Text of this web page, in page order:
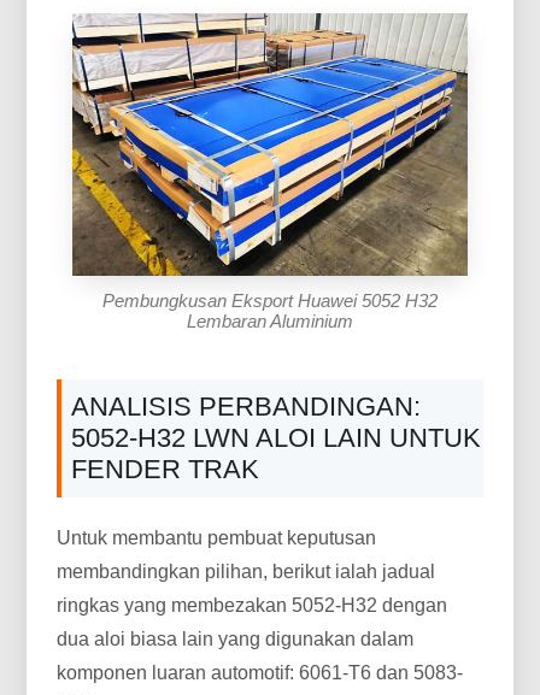
Pembungkusan Eksport Huawei 5052 H32
Lembaran Aluminium
ANALISIS PERBANDINGAN:
5052-H32 LWN ALOI LAIN UNTUK
FENDER TRAK
Untuk membantu pembuat keputusan
membandingkan pilihan, berikut ialah jadual
ringkas yang membezakan 5052-H32 dengan
dua aloi biasa lain yang digunakan dalam
komponen luaran automotif: 6061-T6 dan 5083-